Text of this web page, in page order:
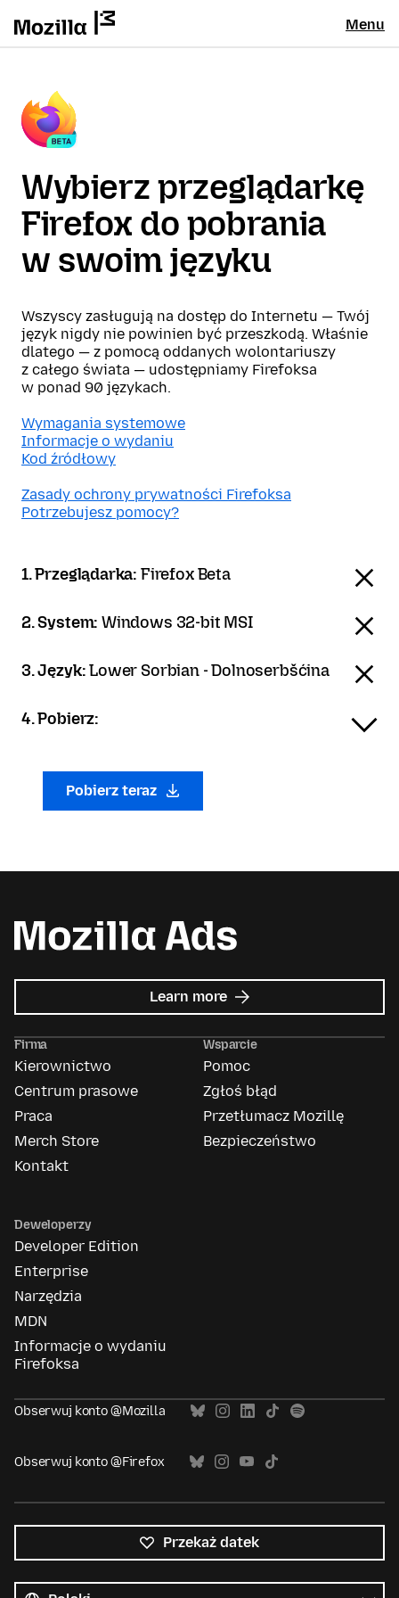
Menu
Wybierz przeglądarkę
Firefox do pobrania
w swoim języku
Wszyscy zasługują na dostęp do Internetu — Twój
język nigdy nie powinien być przeszkodą. Właśnie
dlatego — z pomocą oddanych wolontariuszy
z całego świata — udostępniamy Firefoksa
w ponad 90 językach.
Wymagania systemowe
Informacje o wydaniu
Kod źródłowy
Zasady ochrony prywatności Firefoksa
Potrzebujesz pomocy?
1. Przeglądarka: Firefox Beta
2. System:Windows 32-bit MSI
3. Język:Lower Sorbian - Dolnoserbšćina
4. Pobierz:
Pobierz teraz
Learn more about
Mozilla
Firma
Kierownictwo
Centrum prasowe
Praca
Merch Store
Kontakt
Wsparcie
Pomoc
Zgłoś błąd
Przetłumacz Mozillę
Bezpieczeństwo
Deweloperzy
Developer Edition
Enterprise
Narzędzia
MDN
Informacje o wydaniu
Firefoksa
Obserwuj konto @Mozilla
Obserwuj konto @Firefox
Przekaż datek
języki
Język